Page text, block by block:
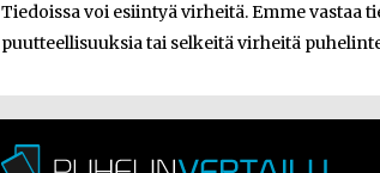
Tiedoissa voi esiintyä virheitä. Emme vastaa
puutteellisuuksia tai selkeitä virheitä